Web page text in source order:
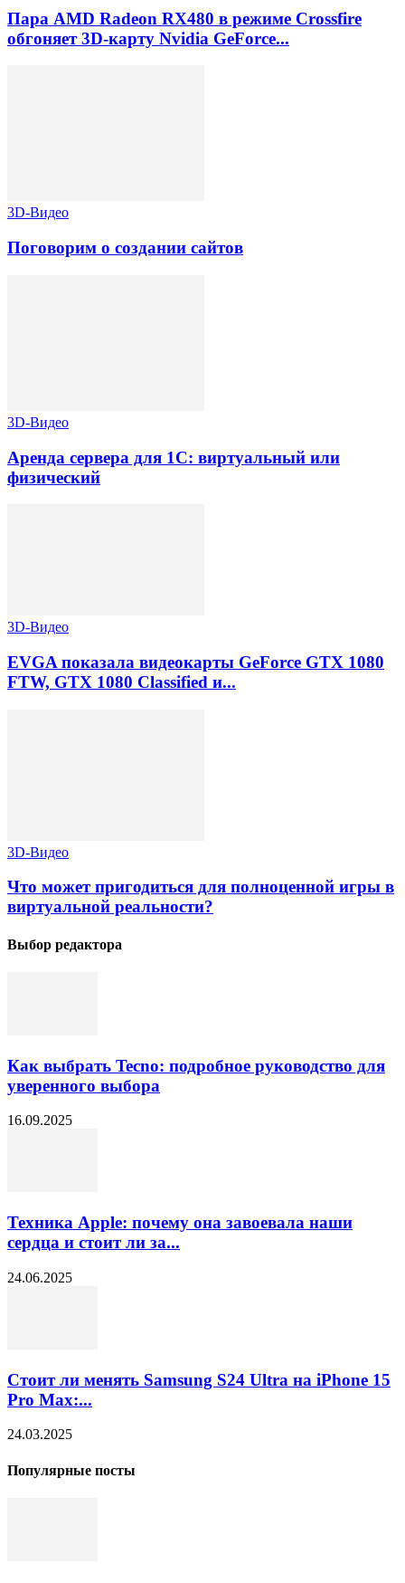
Пара AMD Radeon RX480 в режиме Crossfire
обгоняет 3D-карту Nvidia GeForce...
3D-Видео
Поговорим о создании сайтов
3D-Видео
Аренда сервера для 1С: виртуальный или
физический
3D-Видео
EVGA показала видеокарты GeForce GTX 1080
FTW, GTX 1080 Classified и...
3D-Видео
Что может пригодиться для полноценной игры в
виртуальной реальности?
Выбор редактора
Как выбрать Tecno: подробное руководство для
уверенного выбора
16.09.2025
Техника Apple: почему она завоевала наши
сердца и стоит ли за...
24.06.2025
Стоит ли менять Samsung S24 Ultra на iPhone 15
Pro Max:...
24.03.2025
Популярные посты